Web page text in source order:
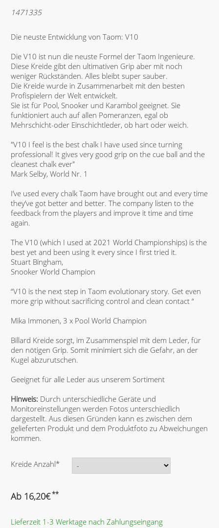
1471335
Die neuste Entwicklung von Taom: V10
Die V10 ist nun die neuste Formel der Taom Ingenieure.
Diese Kreide gibt den ultimativen Grip aber mit noch
weniger Rückständen. Alles bleibt super sauber.
Die Kreide wurde in Zusammenarbeit mit den besten
Profispielern der Welt entwickelt.
Sie ist für Pool, Snooker und Karambol geeignet. Sie
funktioniert auch auf allen Pomeranzen, egal ob
Mehrschicht-oder Einschichtleder, ob hart oder weich.
"V10 I feel is the best chalk I have used since turning
professional! It gives very good grip on the cue ball and the
cleanest chalk ever"
Mark Selby, World Nr. 1
I’ve used every chalk Taom have brought out and every time
they’ve got better and better. The company listen to the
feedback from the players and improve it time and time
again.
The V10 (which I used at 2021 World Championships) is the
best yet and been using it every since I first tried it.
Stuart Bingham,
Snooker World Champion
“V10 is the next step in Taom evolutionary story. Get even
more grip without sacrificing control and clean contact “
Mika Immonen, 3 x Pool World Champion
Billard Kreide sorgt, im Zusammenspiel mit dem Leder, für
den nötigen Grip. Somit minimiert sich die Gefahr, an der
Kugel abzurutschen.
Geeignet für alle Leder aus unserem Sortiment
Hinweis: Durch unterschiedliche Geräte und
Monitoreinstellungen werden Fotos unterschiedlich
dargestellt. Aus diesen Gründen kann es zwischen dem
gelieferten Produkt und dem Produktfoto zu Abweichungen
kommen.
P
c
t
Kreide Anzahl*
Ab16,20€**
Lieferzeit 1-3 Werktage nach Zahlungseingang